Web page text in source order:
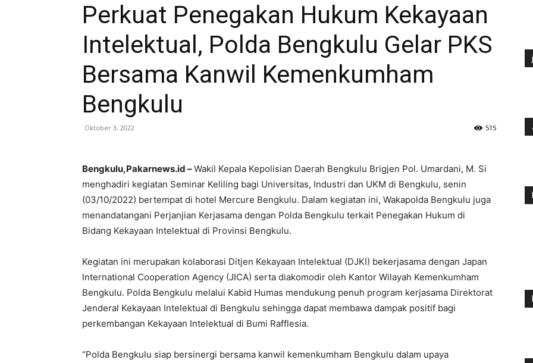
Perkuat Penegakan Hukum Kekayaan
Intelektual, Polda Bengkulu Gelar PKS
Bersama Kanwil Kemenkumham
Bengkulu
Oktober 3, 2022 515
Bengkulu,Pakarnews.id –Wakil Kepala Kepolisian Daerah Bengkulu Brigjen Pol. Umardani, M. Si
menghadiri kegiatan Seminar Keliling bagi Universitas, Industri dan UKM di Bengkulu, senin
(03/10/2022) bertempat di hotel Mercure Bengkulu. Dalam kegiatan ini, Wakapolda Bengkulu juga
menandatangani Perjanjian Kerjasama dengan Polda Bengkulu terkait Penegakan Hukum di
Bidang Kekayaan Intelektual di Provinsi Bengkulu.
Kegiatan ini merupakan kolaborasi Ditjen Kekayaan Intelektual (DJKI) bekerjasama dengan Japan
International Cooperation Agency (JICA) serta diakomodir oleh Kantor Wilayah Kemenkumham
Bengkulu. Polda Bengkulu melalui Kabid Humas mendukung penuh program kerjasama Direktorat
Jenderal Kekayaan Intelektual di Bengkulu sehingga dapat membawa dampak positif bagi
perkembangan Kekayaan Intelektual di Bumi Rafflesia.
“Polda Bengkulu siap bersinergi bersama kanwil kemenkumham Bengkulu dalam upaya